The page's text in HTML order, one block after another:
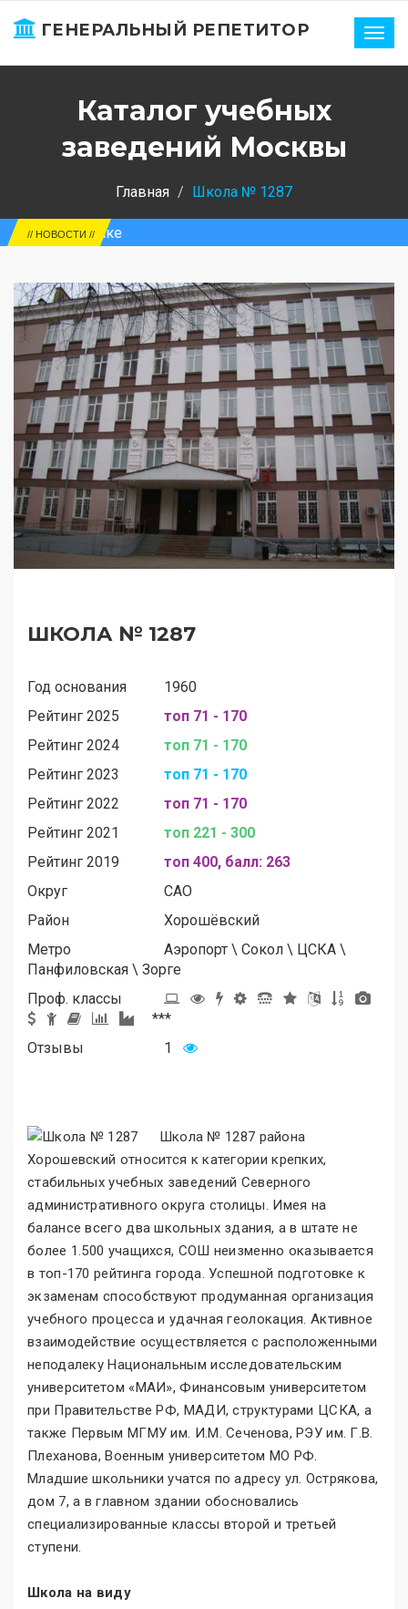
ГЕНЕРАЛЬНЫЙ РЕПЕТИТОР
Каталог учебных
заведений Москвы
Главная Школа № 1287
// НОВОСТИ //
ШКОЛА № 1287
Год основания
1960
Рейтинг 2025
топ 71 - 170
Рейтинг 2024
топ 71 - 170
Рейтинг 2023
топ 71 - 170
Рейтинг 2022
топ 71 - 170
Рейтинг 2021
топ 221 - 300
Рейтинг 2019
топ 400, балл: 263
Округ
САО
Район
Хорошёвский
Метро
Аэропорт \ Сокол \ ЦСКА \
Панфиловская \ Зорге
Проф. классы
***
Отзывы
1
Школа № 1287 района
Хорошевский относится к категории крепких,
стабильных учебных заведений Северного
административного округа столицы. Имея на
балансе всего два школьных здания, а в штате не
более 1.500 учащихся, СОШ неизменно оказывается
в топ-170 рейтинга города. Успешной подготовке к
экзаменам способствуют продуманная организация
учебного процесса и удачная геолокация. Активное
взаимодействие осуществляется с расположенными
неподалеку Национальным исследовательским
университетом «МАИ», Финансовым университетом
при Правительстве РФ, МАДИ, структурами ЦСКА, а
также Первым МГМУ им. И.М. Сеченова, РЭУ им. Г.В.
Плеханова, Военным университетом МО РФ.
Младшие школьники учатся по адресу ул. Острякова,
дом 7, а в главном здании обосновались
специализированные классы второй и третьей
ступени.
Школа на виду